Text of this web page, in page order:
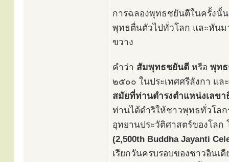
การฉลองพุทธชยันตีในครั้งนั้
พุทธตื่นตัวไปทั่วโลก และหัน
ขวาง
คำว่า สัมพุทธชยันตี หรือ พุท
๒๕๐๐ ในประเทศศรีลังกา แล
สมัยที่ท่านดำรงตำแหน่งเลข
ท่านได้ดำริให้ชาวพุทธทั่วโล
อุทยานประวัติศาสตร์ของโลก
(2,500th Buddha Jayanti
เรียกวันครบรอบของชาวอินเ